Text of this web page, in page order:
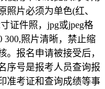
照片必须为单色(红、
证件照，jpg或jpeg格
300,照片清晰，禁止缩
。报名申请被接受后，
序号是报考人员查询报
准考证和查询成绩等事